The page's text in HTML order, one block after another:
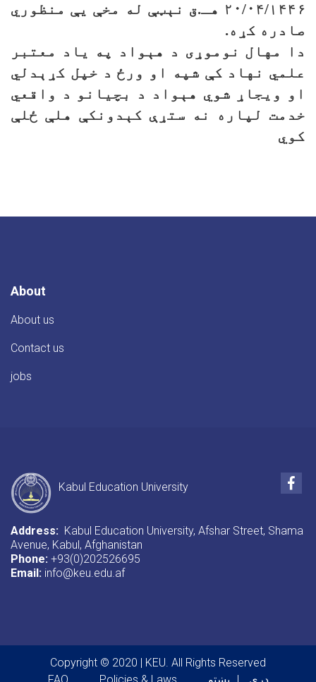
۲۰/۰۴/۱۴۴۶ هـ.ق نېټې له مخې یې منظوري
صادره کړه.
دا مهال نوموړی د هېواد په یاد معتبر
علمي نهاد کې شپه او ورځ د خپل کړېدلي
او ویجاړ شوي هېواد د بچیانو د واقعي
خدمت لپاره نه ستړې کېدونکې هلې ځلې
کوي
About
About us
Contact us
jobs
Kabul Education University
Address: Kabul Education University, Afshar Street, Shama
Avenue, Kabul, Afghanistan
Phone: +93(0)202526695
Email: info@keu.edu.af
Copyright © 2020 | KEU. All Rights Reserved